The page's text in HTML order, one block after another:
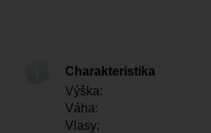
Charakteristika
Výška:
Váha:
Vlasy: